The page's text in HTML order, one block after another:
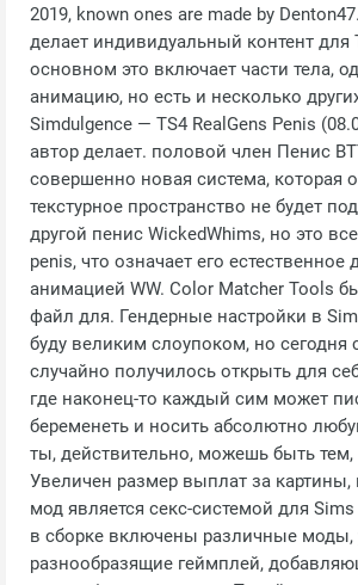
2019, known ones are made by
делает индивидуальный контент для
основном это включает части тела,
анимацию, но есть и несколько
Simdulgence — TS4 RealGens Penis
автор делает. половой член Пенис
совершенно новая система, которая
текстурное пространство не будет
другой пенис WickedWhims, но это
penis, что означает его естественное
анимацией WW. Color Matcher Tools
файл для. Гендерные настройки в
буду великим слоупоком, но сегодня
случайно получилось открыть для
где наконец-то каждый сим может
беременеть и носить абсолютно
ты, действительно, можешь быть
Увеличен размер выплат за картины,
мод является секс-системой для
в сборке включены различные
разнообразящие геймплей,